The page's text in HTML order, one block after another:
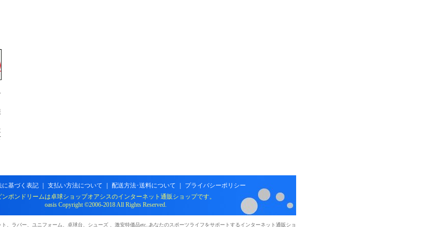
に基づく表記 ｜ 支払い方法について ｜ 配送方法･送料について ｜ プライバシーポリシー
ンポンドリームは卓球ショップオアシスのインターネット通販ショップです。
oasis Copyright ©2006-2018 All Rights Reserved.
、ラバー、ユニフォーム、卓球台、シューズ 、激安特価品etc..あなたのスポーツライフをサポートするインターネット通販ショ